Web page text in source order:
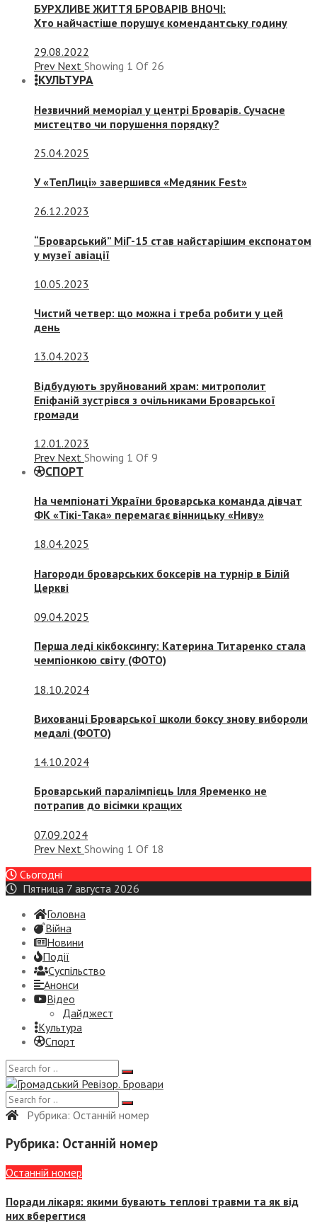
БУРХЛИВЕ ЖИТТЯ БРОВАРІВ ВНОЧІ:
Хто найчастіше порушує комендантську годину
29.08.2022
Prev Next Showing 1 Of 26
КУЛЬТУРА
Незвичний меморіал у центрі Броварів. Сучасне
мистецтво чи порушення порядку?
25.04.2025
У «ТепЛиці» завершився «Медяник Fest»
26.12.2023
“Броварський” МіГ-15 став найстарішим експонатом
у музеї авіації
10.05.2023
Чистий четвер: що можна і треба робити у цей
день
13.04.2023
Відбудують зруйнований храм: митрополит
Епіфаній зустрівся з очільниками Броварської
громади
12.01.2023
Prev Next Showing 1 Of 9
СПОРТ
На чемпіонаті України броварська команда дівчат
ФК «Тікі-Така» перемагає вінницьку «Ниву»
18.04.2025
Нагороди броварських боксерів на турнір в Білій
Церкві
09.04.2025
Перша леді кікбоксингу: Катерина Титаренко стала
чемпіонкою світу (ФОТО)
18.10.2024
Вихованці Броварської школи боксу знову вибороли
медалі (ФОТО)
14.10.2024
Броварський паралімпієць Ілля Яременко не
потрапив до вісімки кращих
07.09.2024
Prev Next Showing 1 Of 18
Сьогодні
Пятница 7 августа 2026
Головна
Війна
Новини
Події
Суспiльство
Анонси
Відео
Дайджест
Культура
Спорт
Рубрика: Останній номер
Рубрика: Останній номер
Останній номер
Поради лікаря: якими бувають теплові травми та як від
них вберегтися